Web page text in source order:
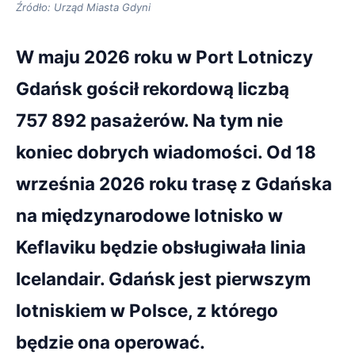
Źródło: Urząd Miasta Gdyni
W maju 2026 roku w Port Lotniczy
Gdańsk gościł rekordową liczbą
757 892 pasażerów. Na tym nie
koniec dobrych wiadomości. Od 18
września 2026 roku trasę z Gdańska
na międzynarodowe lotnisko w
Keflaviku będzie obsługiwała linia
Icelandair. Gdańsk jest pierwszym
lotniskiem w Polsce, z którego
będzie ona operować.